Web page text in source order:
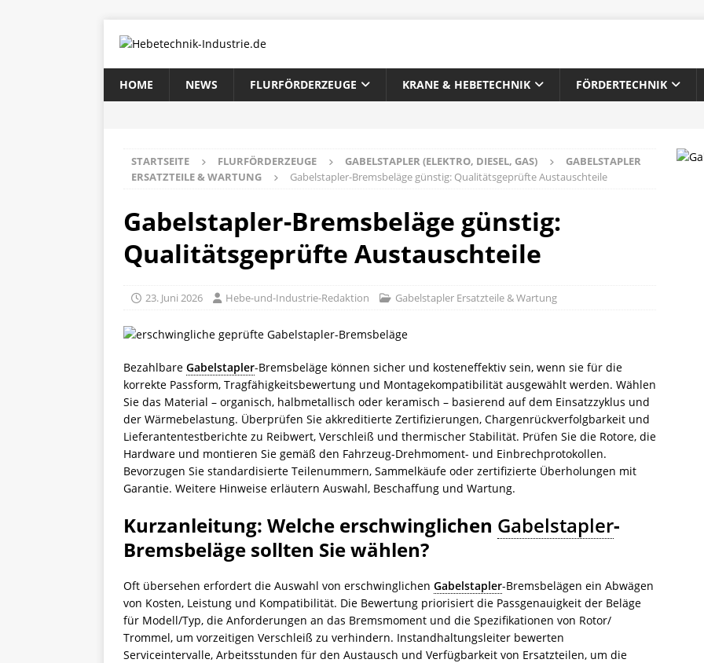
HOME NEWS FLURFÖRDERZEUGE KRANE & HEBETECHNIK FÖRDERTECHNIK
STARTSEITE FLURFÖRDERZEUGE GABELSTAPLER (ELEKTRO, DIESEL, GAS)
GABELSTAPLER
ERSATZTEILE & WARTUNG
Gabelstapler-Bremsbeläge günstig: Qualitätsgeprüfte Austauschteile
Gabelstapler-Bremsbeläge günstig:
Qualitätsgeprüfte Austauschteile
23. Juni 2026 Hebe-und-Industrie-Redaktion Gabelstapler Ersatzteile & Wartung
Bezahlbare Gabelstapler-Bremsbeläge können sicher und kosteneffektiv sein, wenn sie für die
korrekte Passform, Tragfähigkeitsbewertung und Montagekompatibilität ausgewählt werden. Wählen
Sie das Material – organisch, halbmetallisch oder keramisch – basierend auf dem Einsatzzyklus und
der Wärmebelastung. Überprüfen Sie akkreditierte Zertifizierungen, Chargenrückverfolgbarkeit und
Lieferantentestberichte zu Reibwert, Verschleiß und thermischer Stabilität. Prüfen Sie die Rotore, die
Hardware und montieren Sie gemäß den Fahrzeug-Drehmoment- und Einbrechprotokollen.
Bevorzugen Sie standardisierte Teilenummern, Sammelkäufe oder zertifizierte Überholungen mit
Garantie. Weitere Hinweise erläutern Auswahl, Beschaffung und Wartung.
Kurzanleitung: Welche erschwinglichen Gabelstapler-
Bremsbeläge sollten Sie wählen?
Oft übersehen erfordert die Auswahl von erschwinglichen Gabelstapler-Bremsbelägen ein Abwägen
von Kosten, Leistung und Kompatibilität. Die Bewertung priorisiert die Passgenauigkeit der Beläge
für Modell/Typ, die Anforderungen an das Bremsmoment und die Spezifikationen von Rotor/
Trommel, um vorzeitigen Verschleiß zu verhindern. Instandhaltungsleiter bewerten
Serviceintervalle, Arbeitsstunden für den Austausch und Verfügbarkeit von Ersatzteilen, um die